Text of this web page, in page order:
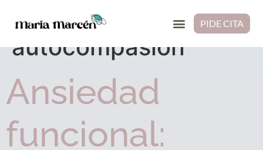
PIDE CITA
Etiqueta:
autocompasión
Ansiedad
funcional: